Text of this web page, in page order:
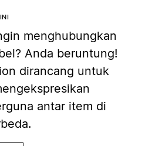
menghubungkan
Anda beruntung!
dirancang untuk
antar item di